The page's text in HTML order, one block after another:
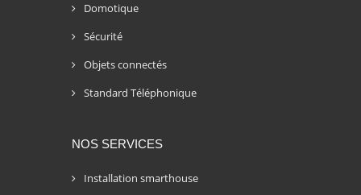
Domotique
Sécurité
Objets connectés
Standard Téléphonique
NOS SERVICES
Installation smarthouse